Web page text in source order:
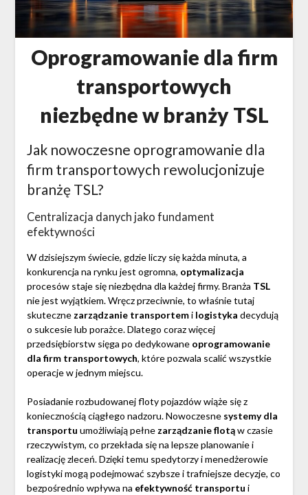
Oprogramowanie dla firm
transportowych
niezbędne w branży TSL
Jak nowoczesne oprogramowanie dla
firm transportowych rewolucjonizuje
branżę TSL?
Centralizacja danych jako fundament
efektywności
W dzisiejszym świecie, gdzie liczy się każda minuta, a
konkurencja na rynku jest ogromna, optymalizacja
procesów staje się niezbędna dla każdej firmy. Branża TSL
nie jest wyjątkiem. Wręcz przeciwnie, to właśnie tutaj
skuteczne zarządzanie transportemi logistyka decydują
o sukcesie lub porażce. Dlatego coraz więcej
przedsiębiorstw sięga po dedykowane oprogramowanie
dla firm transportowych, które pozwala scalić wszystkie
operacje w jednym miejscu.
Posiadanie rozbudowanej floty pojazdów wiąże się z
koniecznością ciągłego nadzoru. Nowoczesne systemy dla
transportu umożliwiają pełne zarządzanie flotąw czasie
rzeczywistym, co przekłada się na lepsze planowanie i
realizację zleceń. Dzięki temu spedytorzy i menedżerowie
logistyki mogą podejmować szybsze i trafniejsze decyzje, co
bezpośrednio wpływa na efektywność transportu i